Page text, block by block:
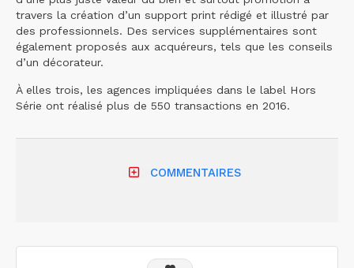
travers la création d’un support print rédigé et illustré par
des professionnels. Des services supplémentaires sont
également proposés aux acquéreurs, tels que les conseils
d’un décorateur.
À elles trois, les agences impliquées dans le label Hors
Série ont réalisé plus de 550 transactions en 2016.
COMMENTAIRES